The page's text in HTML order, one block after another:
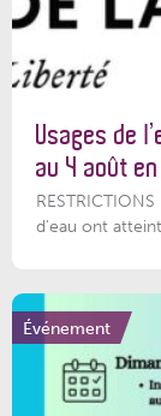
Usages de
au 4 août
RESTRICTIONS
d'eau ont
Événement